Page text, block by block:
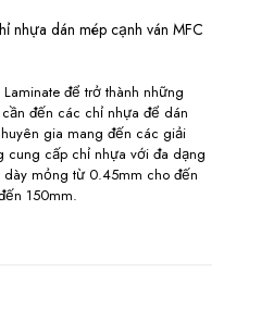
nhựa dán mép cạnh ván MFC
để trở thành những
đến các chỉ nhựa để dán
gia mang đến các giải
cung cấp chỉ nhựa với đa dạng
mỏng từ 0.45mm cho đến
150mm.